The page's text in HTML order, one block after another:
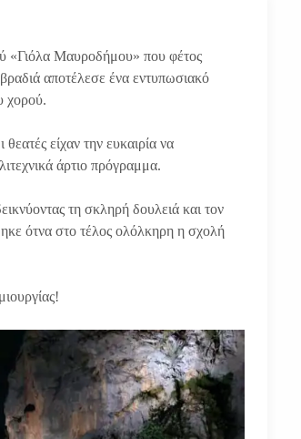
«Γιόλα Μαυροδήμου» που φέτος
αποτέλεσε ένα εντυπωσιακό
χορού.
είχαν την ευκαιρία να
άρτιο πρόγραμμα.
τη σκληρή δουλειά και τον
ότνα στο τέλος ολόλκηρη η σχολή